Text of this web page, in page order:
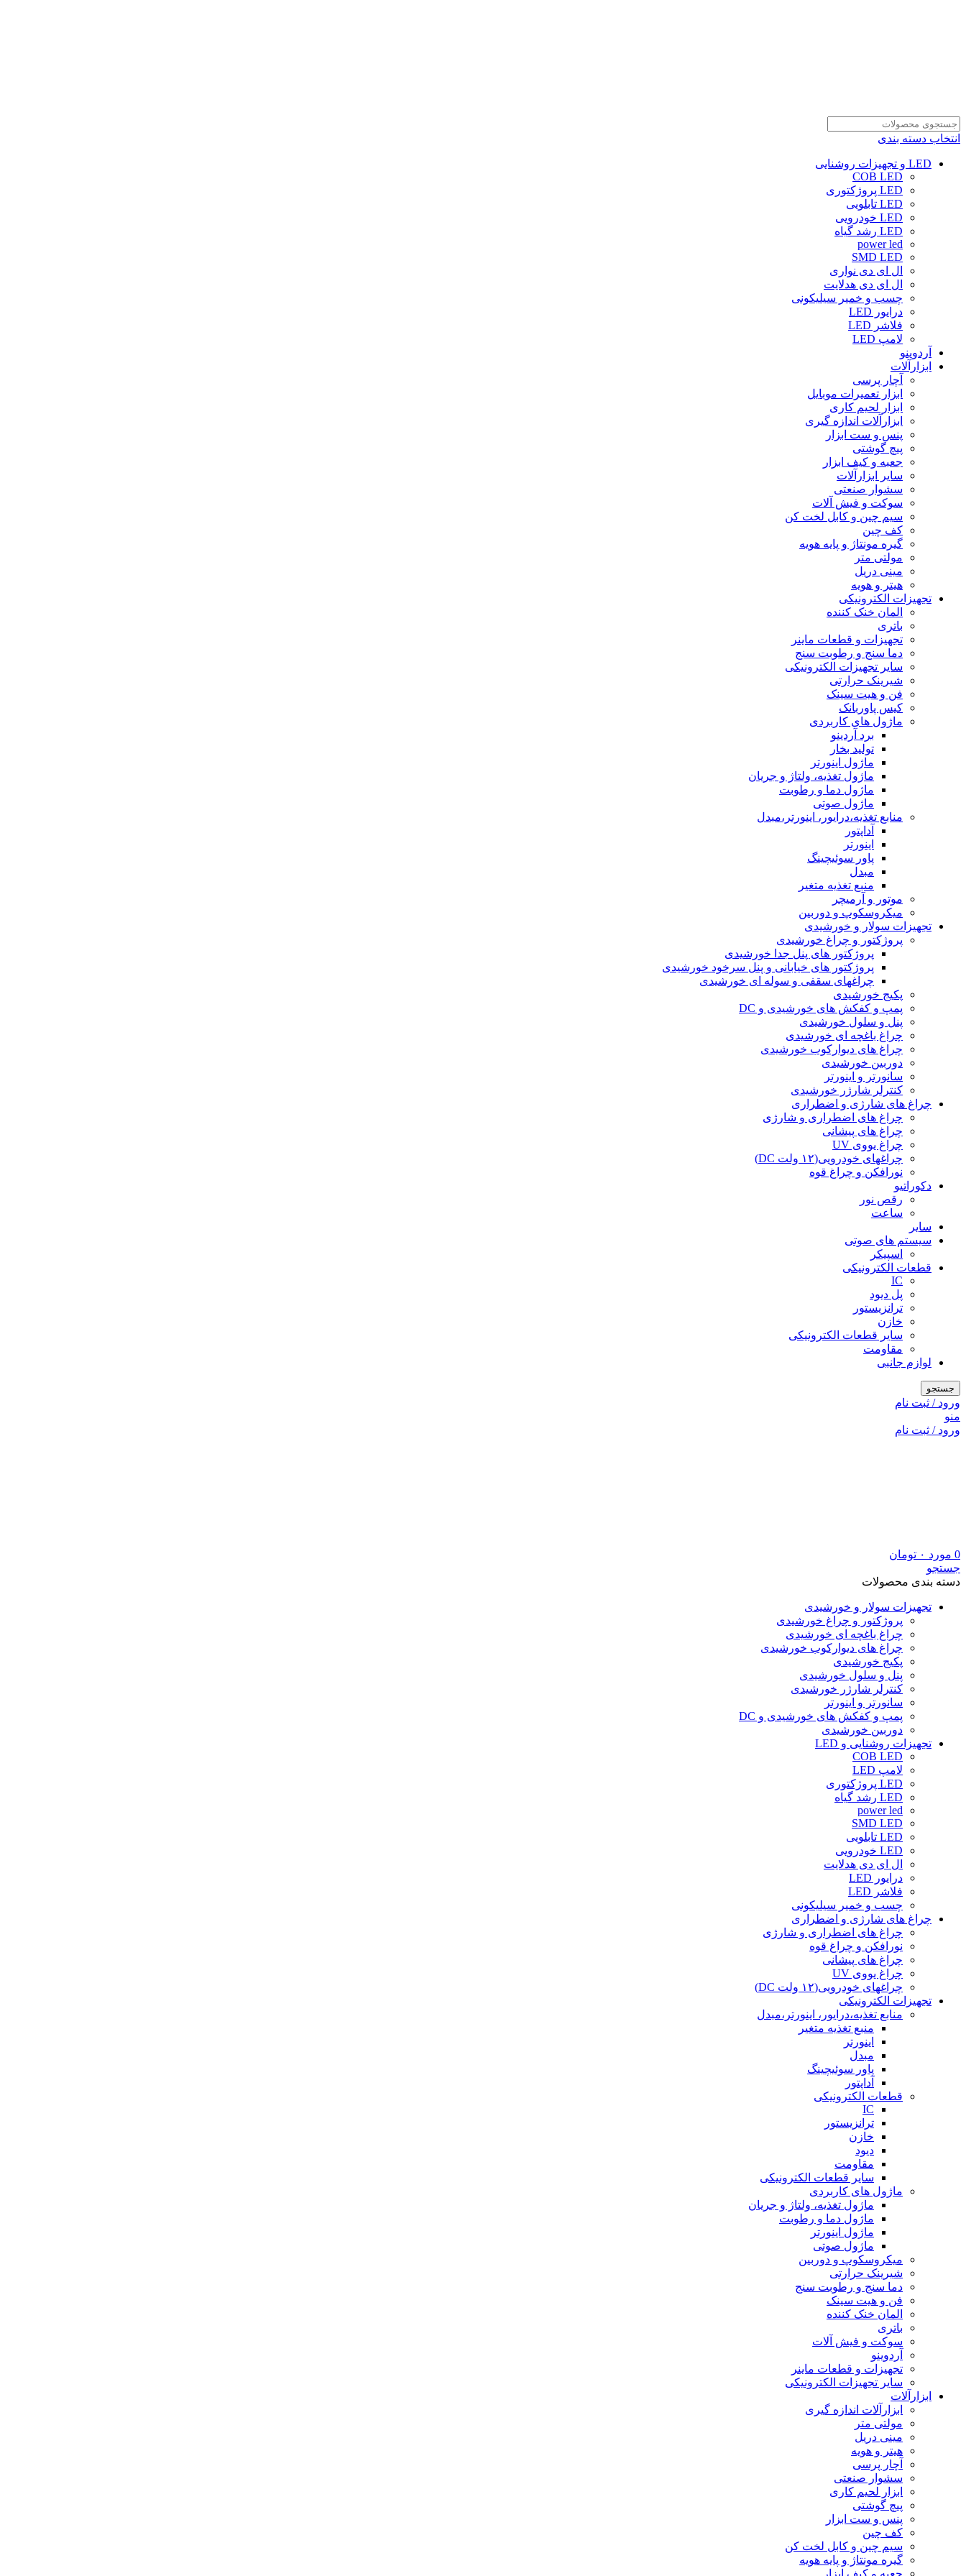
انتخاب دسته بندی
LED و تجهیزات روشنایی
COB LED
LED پروژکتوری
LED تابلویی
LED خودرویی
LED رشد گیاه
power led
SMD LED
ال ای دی نواری
ال ای دی هدلایت
چسب و خمیر سیلیکونی
درایور LED
فلاشر LED
لامپ LED
آردوینو
ابزارآلات
آچار پرسی
ابزار تعمیرات موبایل
ابزار لحیم کاری
ابزارآلات اندازه گیری
پنس و ست ابزار
پیچ گوشتی
جعبه و کیف ابزار
سایر ابزارآلات
سشوار صنعتی
سوکت و فیش آلات
سیم چین و کابل لخت کن
کف چین
گیره مونتاژ و پایه هویه
مولتی متر
مینی دریل
هیتر و هویه
تجهیزات الکترونیکی
المان خنک کننده
باتری
تجهیزات و قطعات ماینر
دما سنج و رطوبت سنج
سایر تجهیزات الکترونیکی
شیرینک حرارتی
فن و هیت سینک
کیس پاوربانک
ماژول های کاربردی
برد آردینو
تولید بخار
ماژول اینورتر
ماژول تغذیه، ولتاژ و جریان
ماژول دما و رطوبت
ماژول صوتی
منابع تغذیه،درایور، اینورتر،مبدل
آداپتور
اینورتر
پاور سوئیچینگ
مبدل
منبع تغذیه متغیر
موتور و آرمیچر
میکروسکوپ و دوربین
تجهیزات سولار و خورشیدی
پروژکتور و چراغ خورشیدی
پروژکتور های پنل جدا خورشیدی
پروژکتور های خیابانی و پنل سرخود خورشیدی
چراغهای سقفی و سوله ای خورشیدی
پکیج خورشیدی
پمپ و کفکش های خورشیدی و DC
پنل و سلول خورشیدی
چراغ باغچه ای خورشیدی
چراغ های دیوارکوب خورشیدی
دوربین خورشیدی
سانورتر و اینورتر
کنترلر شارژر خورشیدی
چراغ های شارژی و اضطراری
چراغ های اضطراری و شارژی
چراغ های پیشانی
چراغ یووی UV
چراغهای خودرویی(۱۲ ولت DC)
نورافکن و چراغ قوه
دکوراتیو
رقص نور
ساعت
سایر
سیستم های صوتی
اسپیکر
قطعات الکترونیکی
IC
پل دیود
ترانزیستور
خازن
سایر قطعات الکترونیکی
مقاومت
لوازم جانبی
جستجو
ورود / ثبت نام
منو
ورود / ثبت نام
0 مورد ۰ تومان
جستجو
دسته بندی محصولات
تجهیزات سولار و خورشیدی
پروژکتور و چراغ خورشیدی
چراغ باغچه ای خورشیدی
چراغ های دیوارکوب خورشیدی
پکیج خورشیدی
پنل و سلول خورشیدی
کنترلر شارژر خورشیدی
سانورتر و اینورتر
پمپ و کفکش های خورشیدی و DC
دوربین خورشیدی
تجهیزات روشنایی و LED
COB LED
لامپ LED
LED پروژکتوری
LED رشد گیاه
power led
SMD LED
LED تابلویی
LED خودرویی
ال ای دی هدلایت
درایور LED
فلاشر LED
چسب و خمیر سیلیکونی
چراغ های شارژی و اضطراری
چراغ های اضطراری و شارژی
نورافکن و چراغ قوه
چراغ های پیشانی
چراغ یووی UV
چراغهای خودرویی(۱۲ ولت DC)
تجهیزات الکترونیکی
منابع تغذیه،درایور، اینورتر،مبدل
منبع تغذیه متغیر
اینورتر
مبدل
پاور سوئیچینگ
آداپتور
قطعات الکترونیکی
IC
ترانزیستور
خازن
دیود
مقاومت
سایر قطعات الکترونیکی
ماژول های کاربردی
ماژول تغذیه، ولتاژ و جریان
ماژول دما و رطوبت
ماژول اینورتر
ماژول صوتی
میکروسکوپ و دوربین
شیرینک حرارتی
دما سنج و رطوبت سنج
فن و هیت سینک
المان خنک کننده
باتری
سوکت و فیش آلات
آردوینو
تجهیزات و قطعات ماینر
سایر تجهیزات الکترونیکی
ابزارآلات
ابزارآلات اندازه گیری
مولتی متر
مینی دریل
هیتر و هویه
آچار پرسی
سشوار صنعتی
ابزار لحیم کاری
پیچ گوشتی
پنس و ست ابزار
کف چین
سیم چین و کابل لخت کن
گیره مونتاژ و پایه هویه
جعبه و کیف ابزار